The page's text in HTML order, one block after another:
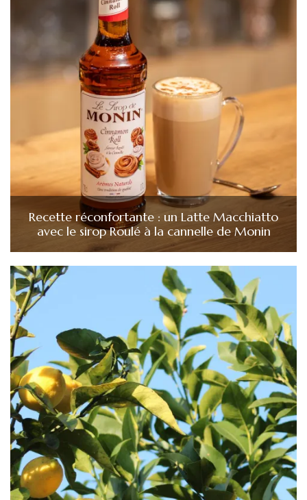
Recette réconfortante : un Latte Macchiatto
avec le sirop Roulé à la cannelle de Monin